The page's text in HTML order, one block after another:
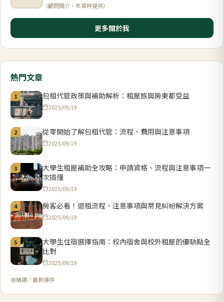
（顧問簡介・年資待提供）
更多關於我
熱門文章
1 包租代管政策與補助解析：租屋族與房東都受益
2025/09/19
2 從零開始了解包租代管：流程、費用與注意事項
2025/09/19
3
大學生租屋補助全攻略：申請資格、流程與注意事項一
次搞懂
2025/09/19
4 房客必看！退租流程、注意事項與常見糾紛解決方案
2025/09/19
5
大學生住宿選擇指南：校內宿舍與校外租屋的優缺點全
比對
2025/09/19
依精選／最新排序